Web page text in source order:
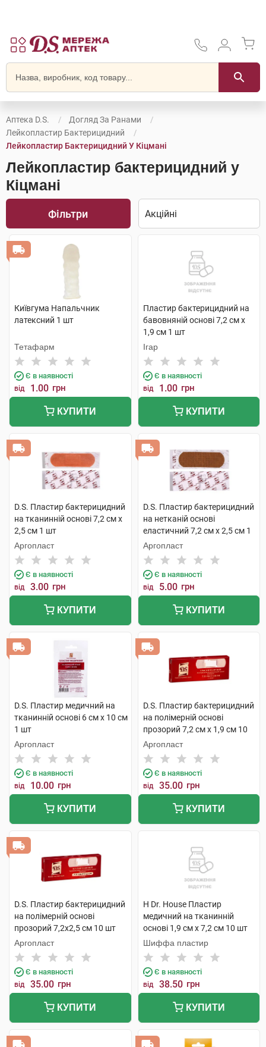
Аптека D.S.
Догляд За Ранами
Лейкопластир Бактерицидний
Лейкопластир Бактерицидний У Кіцмані
Лейкопластир бактерицидний у
Кіцмані
Фільтри
Київгума Напальчник
латексний 1 шт
Тетафарм
Є в наявності
від 1.00 грн
КУПИТИ
Пластир бактерицидний на
бавовняній основі 7,2 см х
1,9 см 1 шт
Ігар
Є в наявності
від 1.00 грн
КУПИТИ
D.S. Пластир бактерицидний
на тканинній основі 7,2 см х
2,5 см 1 шт
Аргопласт
Є в наявності
від 3.00 грн
КУПИТИ
D.S. Пластир бактерицидний
на нетканій основі
еластичний 7,2 см х 2,5 см 1
шт
Аргопласт
Є в наявності
від 5.00 грн
КУПИТИ
D.S. Пластир медичний на
тканинній основі 6 см х 10 см
1 шт
Аргопласт
Є в наявності
від 10.00 грн
КУПИТИ
D.S. Пластир бактерицидний
на полімерній основі
прозорий 7,2 см х 1,9 см 10
шт
Аргопласт
Є в наявності
від 35.00 грн
КУПИТИ
D.S. Пластир бактерицидний
на полімерній основі
прозорий 7,2х2,5 см 10 шт
Аргопласт
Є в наявності
від 35.00 грн
КУПИТИ
H Dr. House Пластир
медичний на тканинній
основі 1,9 см х 7,2 см 10 шт
Шиффа пластир
Є в наявності
від 38.50 грн
КУПИТИ